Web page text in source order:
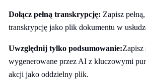
Dołącz pełną transkrypcję: Zapisz
transkrypcję jako plik dokumentu w
Uwzględnij tylko podsumowanie:Zapisz
wygenerowane przez AI z kluczowymi
akcji jako oddzielny plik.